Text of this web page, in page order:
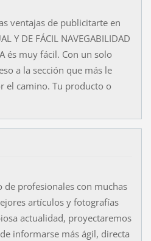
ventajas de publicitarte en
Y DE FÁCIL NAVEGABILIDAD
és muy fácil. Con un solo
a la sección que más le
el camino. Tu producto o
de profesionales con muchas
artículos y fotografías
actualidad, proyectaremos
informarse más ágil, directa